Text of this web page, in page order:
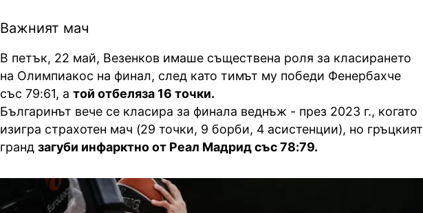
Важният мач
В петък, 22 май, Везенков имаше съществена роля за класирането
на Олимпиакос на финал, след като тимът му победи Фенербахче
със 79:61, а той отбеляза 16 точки.
Българинът вече се класира за финала веднъж - през 2023 г., когато
изигра страхотен мач (29 точки, 9 борби, 4 асистенции), но гръцкият
гранд загуби инфарктно от Реал Мадрид със 78:79.